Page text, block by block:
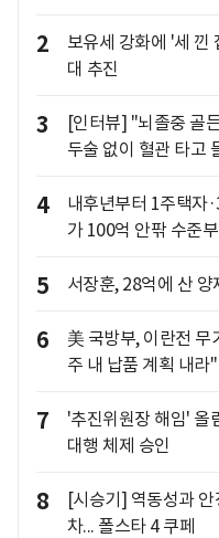
2
보유세 강화에 '세
대 추진
3
[인터뷰] "뇌졸중 골
두술 없이 혈관 타고
4
내후년부터 1주택자
가 100억 안팎 수준
5 서장훈, 28억에 산
6
美 국방부, 이란전
주 내 납품 계획 내라"
7
'추진위원장 해임'
대행 체제 승인
8
[시승기] 역동성과
차... 폴스타 4 쿠페